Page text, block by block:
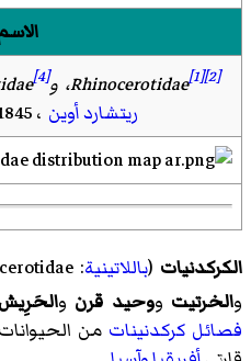
Rhinocerotidae[1][2] ، وRhynocerotidae[4]
ريتشارد أوين ، 1845
الكركدنيات (باللاتينية:
والخرتيت ووحيد قرن و
فصائل كركدنينات من